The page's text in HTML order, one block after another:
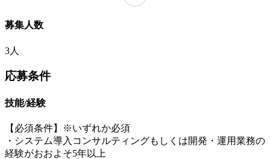
募集人数
3人
応募条件
技能/経験
【必須条件】※いずれか必須
・システム導入コンサルティングもしくは開発・運用業務の
経験がおおよそ5年以上